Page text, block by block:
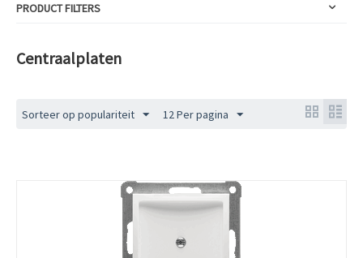
PRODUCT FILTERS
Centraalplaten
Sorteer op populariteit 12 Per pagina